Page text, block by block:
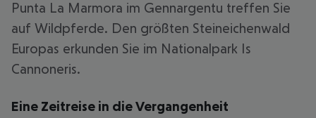
Punta La Marmora im Gennargentu treffen Sie
auf Wildpferde. Den größten Steineichenwald
Europas erkunden Sie im Nationalpark Is
Cannoneris.
Eine Zeitreise in die Vergangenheit